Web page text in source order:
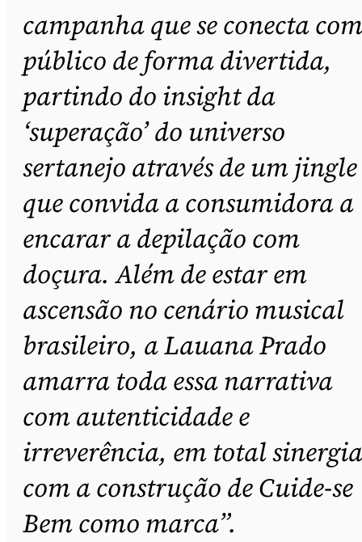
campanha que se conecta
público de forma divertida,
partindo do insight da
‘superação’ do universo
sertanejo através de um jingle
que convida a consumidora a
encarar a depilação com
doçura. Além de estar em
ascensão no cenário musical
brasileiro, a Lauana Prado
amarra toda essa narrativa
com autenticidade e
irreverência, em total sinergia
com a construção de Cuide-se
Bem como marca”.